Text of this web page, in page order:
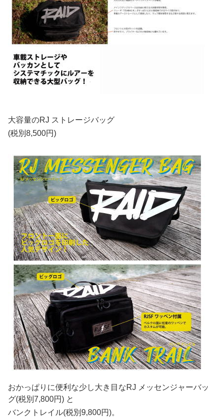
大容量のRJ ストレージバッグ
(税別8,500円)
おかっぱりに便利な少し大き目なRJ メッセンジャーバッ
グ(税別7,800円) と
バンクトレイル(税別9,800円)。